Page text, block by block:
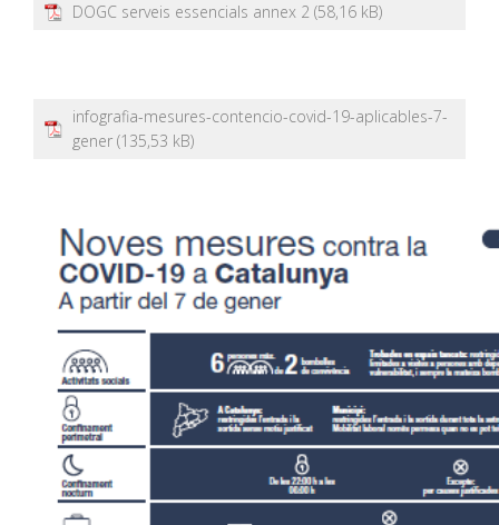
DOGC serveis essencials annex 2
infografia-mesures-contencio-covid-19-aplicables-7-
gener